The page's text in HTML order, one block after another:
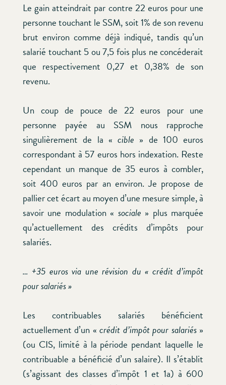
Le gain atteindrait par contre 22 euros pour une
personne touchant le SSM, soit 1% de son revenu
brut environ comme déjà indiqué, tandis qu’un
salarié touchant 5 ou 7,5 fois plus ne concéderait
que respectivement 0,27 et 0,38% de son
revenu.
Un coup de pouce de 22 euros pour une
personne payée au SSM nous rapproche
singulièrement de la « cible » de 100 euros
correspondant à 57 euros hors indexation. Reste
cependant un manque de 35 euros à combler,
soit 400 euros par an environ. Je propose de
pallier cet écart au moyen d’une mesure simple, à
savoir une modulation « sociale » plus marquée
qu’actuellement des crédits d’impôts pour
salariés.
… +35 euros via une révision du « crédit d’impôt
pour salariés »
Les contribuables salariés bénéficient
actuellement d’un «crédit d’impôt pour salariés»
(ou CIS, limité à la période pendant laquelle le
contribuable a bénéficié d’un salaire). Il s’établit
(s’agissant des classes d’impôt 1 et 1a) à 600